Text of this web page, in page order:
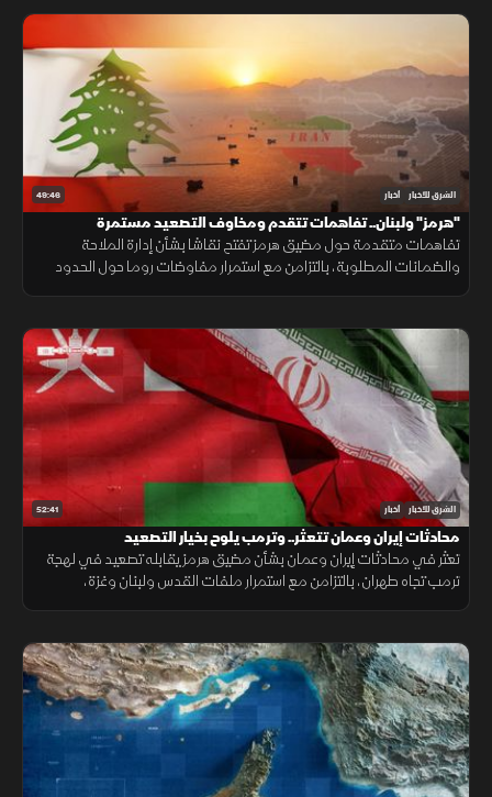
49:46 الشرق للأخبار أخبار
"هرمز" ولبنان.. تفاهمات تتقدم ومخاوف التصعيد مستمرة
تفاهمات متقدمة حول مضيق هرمز تفتح نقاشا بشأن إدارة الملاحة
والضمانات المطلوبة، بالتزامن مع استمرار مفاوضات روما حول الحدود
52:41 الشرق للأخبار أخبار
محادثات إيران وعمان تتعثر.. وترمب يلوح بخيار التصعيد
تعثر في محادثات إيران وعمان بشأن مضيق هرمز يقابله تصعيد في لهجة
ترمب تجاه طهران، بالتزامن مع استمرار ملفات القدس ولبنان وغزة،